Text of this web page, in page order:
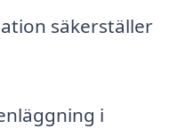
säkerställer
i